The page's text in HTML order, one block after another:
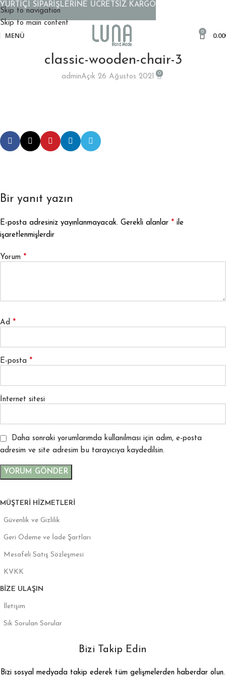
Skip to navigation
Skip to main content
MENÜ 0 0.00
classic-wooden-chair-3
adminAçık 26 Ağustos 2021 0
Bir yanıt yazın
E-posta adresiniz yayınlanmayacak. Gerekli alanlar * ile
işaretlenmişlerdir
Yorum *
Ad *
E-posta *
İnternet sitesi
Daha sonraki yorumlarımda kullanılması için adım, e-posta
adresim ve site adresim bu tarayıcıya kaydedilsin.
MÜŞTERI HIZMETLERI
Güvenlik ve Gizlilik
Geri Ödeme ve İade Şartları
Mesafeli Satış Sözleşmesi
KVKK
BIZE ULAŞIN
İletişim
Sık Sorulan Sorular
Bizi Takip Edin
Bizi sosyal medyada takip ederek tüm gelişmelerden haberdar olun.
YURTİÇİ SİPARİŞLERİNE ÜCRETSİZ KARGO